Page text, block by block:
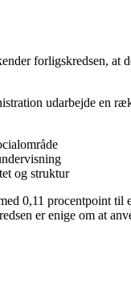
forligskredsen,
udarbejde en
og struktur
0,11 procentpoint
er enige om at